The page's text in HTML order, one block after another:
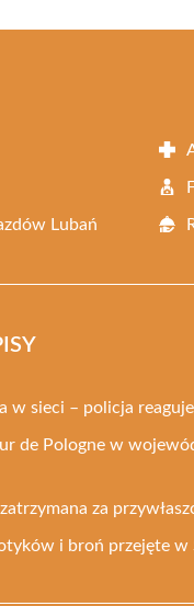
Lubań
w sieci – policja
de Pologne w
za
i broń przejęte w